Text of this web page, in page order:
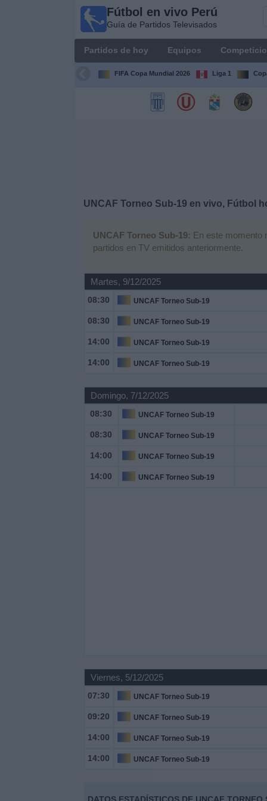
Fútbol en vivo Perú
Guía de Partidos Televisados
Partidos de hoy Equipos
FIFA Copa Mundial 2026 Liga 1
UNCAF Torneo Sub-19 en vivo, Fútbol
UNCAF Torneo Sub-19: En este momento
partidos en TV emitidos anteriormente.
Martes, 9/12/2025
08:30 UNCAF Torneo Sub-19
08:30 UNCAF Torneo Sub-19
14:00 UNCAF Torneo Sub-19
14:00 UNCAF Torneo Sub-19
Domingo, 7/12/2025
08:30 UNCAF Torneo Sub-19
08:30 UNCAF Torneo Sub-19
14:00 UNCAF Torneo Sub-19
14:00 UNCAF Torneo Sub-19
Viernes, 5/12/2025
07:30 UNCAF Torneo Sub-19
09:20 UNCAF Torneo Sub-19
14:00 UNCAF Torneo Sub-19
14:00 UNCAF Torneo Sub-19